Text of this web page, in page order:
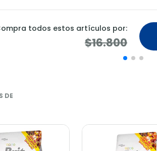
todos estos artículos por:
$16.800
DE